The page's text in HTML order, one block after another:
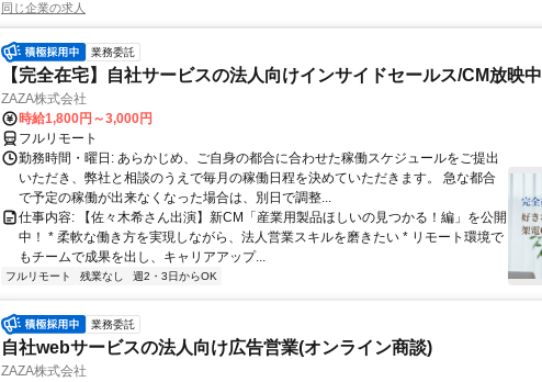
同じ企業の求人
業務委託
【完全在宅】自社サービスの法人向けインサイドセールス/CM放映中
ZAZA株式会社
時給1,800円～3,000円
フルリモート
勤務時間・曜日: あらかじめ、ご自身の都合に合わせた稼働スケジュールをご提出
いただき、弊社と相談のうえで毎月の稼働日程を決めていただきます。 急な都合
で予定の稼働が出来なくなった場合は、別日で調整...
仕事内容: 【佐々木希さん出演】新CM「産業用製品ほしいの見つかる！編」を公開
中！ * 柔軟な働き方を実現しながら、法人営業スキルを磨きたい * リモート環境で
もチームで成果を出し、キャリアアップ...
フルリモート 残業なし 週2・3日からOK
業務委託
自社webサービスの法人向け広告営業(オンライン商談)
ZAZA株式会社